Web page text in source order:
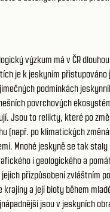
výzkum má v ČR
je k jeskyním
podmínkách
povrchových
Jsou to relikty, které po
(např. po klimatických
Mnohé jeskyně se tak
i geologického a
přizpůsobení zvláštním
a její bioty během
jsou v jeskyních